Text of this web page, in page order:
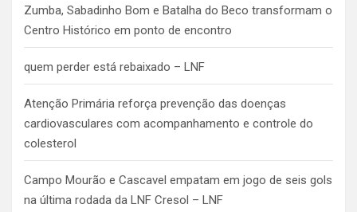
Zumba, Sabadinho Bom e Batalha do Beco transformam o
Centro Histórico em ponto de encontro
quem perder está rebaixado – LNF
Atenção Primária reforça prevenção das doenças
cardiovasculares com acompanhamento e controle do
colesterol
Campo Mourão e Cascavel empatam em jogo de seis gols
na última rodada da LNF Cresol – LNF